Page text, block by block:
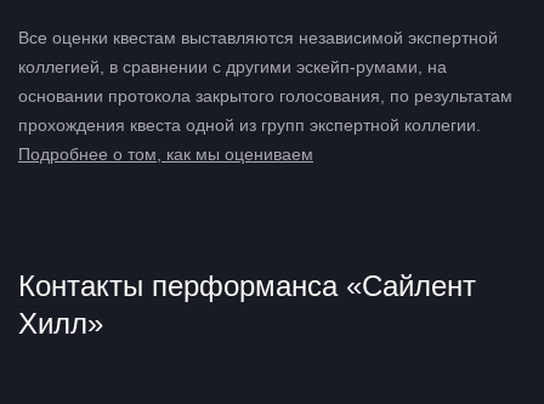
Все оценки квестам выставляются независимой экспертной
коллегией, в сравнении с другими эскейп-румами, на
основании протокола закрытого голосования, по результатам
прохождения квеста одной из групп экспертной коллегии.
Подробнее о том, как мы оцениваем
Контакты перформанса «Сайлент
Хилл»